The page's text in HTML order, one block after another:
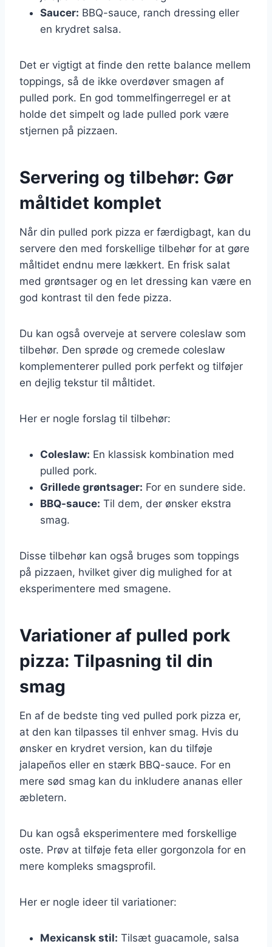
Saucer: BBQ-sauce, ranch dressing eller
en krydret salsa.
Det er vigtigt at finde den rette balance mellem
toppings, så de ikke overdøver smagen af
pulled pork. En god tommelfingerregel er at
holde det simpelt og lade pulled pork være
stjernen på pizzaen.
Servering og tilbehør: Gør
måltidet komplet
Når din pulled pork pizza er færdigbagt, kan du
servere den med forskellige tilbehør for at gøre
måltidet endnu mere lækkert. En frisk salat
med grøntsager og en let dressing kan være en
god kontrast til den fede pizza.
Du kan også overveje at servere coleslaw som
tilbehør. Den sprøde og cremede coleslaw
komplementerer pulled pork perfekt og tilføjer
en dejlig tekstur til måltidet.
Her er nogle forslag til tilbehør:
Coleslaw: En klassisk kombination med
pulled pork.
Grillede grøntsager: For en sundere side.
BBQ-sauce: Til dem, der ønsker ekstra
smag.
Disse tilbehør kan også bruges som toppings
på pizzaen, hvilket giver dig mulighed for at
eksperimentere med smagene.
Variationer af pulled pork
pizza: Tilpasning til din
smag
En af de bedste ting ved pulled pork pizza er,
at den kan tilpasses til enhver smag. Hvis du
ønsker en krydret version, kan du tilføje
jalapeños eller en stærk BBQ-sauce. For en
mere sød smag kan du inkludere ananas eller
æbletern.
Du kan også eksperimentere med forskellige
oste. Prøv at tilføje feta eller gorgonzola for en
mere kompleks smagsprofil.
Her er nogle ideer til variationer:
Mexicansk stil: Tilsæt guacamole, salsa